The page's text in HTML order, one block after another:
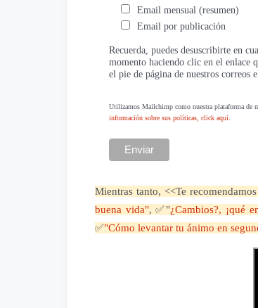
Email mensual (resumen)
Email por publicación
Recuerda, puedes desuscribirte en
momento haciendo clic en el enlace
el pie de página de nuestros correos
Utilizamos Mailchimp como nuestra plataforma de
información sobre sus políticas, click aquí.
Mientras tanto, <<Te
buena vida", ✅"¿Cambios?, ¡qué
✅"Cómo levantar tu ánimo en